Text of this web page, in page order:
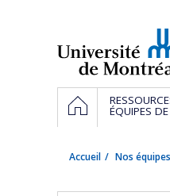
Navigation
principale
ACCUEIL
ÉQUIPES
Accueil Nos